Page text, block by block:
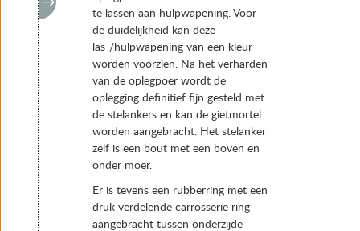
te lassen aan hulpwapening. Voor
de duidelijkheid kan deze
las-/hulpwapening van een kleur
worden voorzien. Na het verharden
van de oplegpoer wordt de
oplegging definitief fijn gesteld met
de stelankers en kan de gietmortel
worden aangebracht. Het stelanker
zelf is een bout met een boven en
onder moer.
Er is tevens een rubberring met een
druk verdelende carrosserie ring
aangebracht tussen onderzijde